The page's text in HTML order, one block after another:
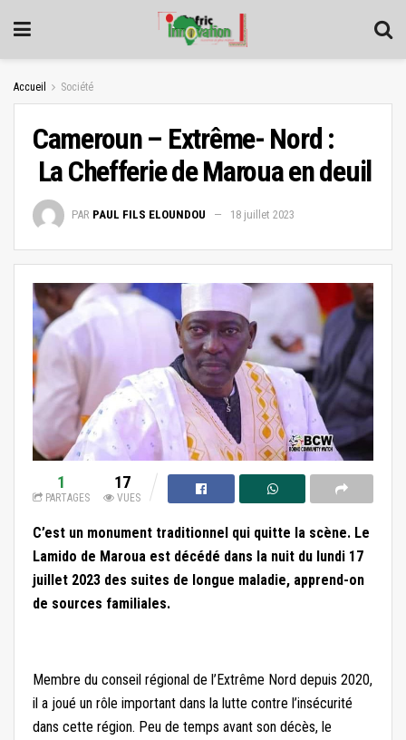
Accueil Société
Cameroun – Extrême- Nord :
La Chefferie de Maroua en deuil
PAR PAUL FILS ELOUNDOU 18 juillet 2023
1
PARTAGES
17
VUES
C’est un monument traditionnel qui quitte la scène. Le
Lamido de Maroua est décédé dans la nuit du lundi 17
juillet 2023 des suites de longue maladie, apprend-on
de sources familiales.
Membre du conseil régional de l’Extrême Nord depuis 2020,
il a joué un rôle important dans la lutte contre l’insécurité
dans cette région. Peu de temps avant son décès, le